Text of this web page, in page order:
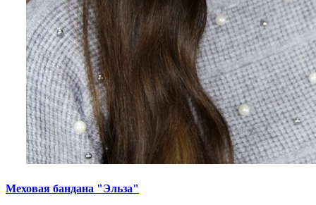
Меховая бандана "Эльза"